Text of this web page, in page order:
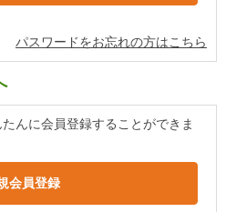
パスワードをお忘れの方はこちら
んに会員登録することができま